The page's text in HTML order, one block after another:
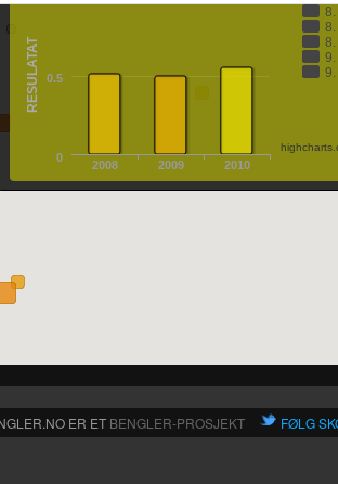
2008 2009 2010
0
0.5
RESULATAT
ER ET BENGLER-PROSJEKT FØLG